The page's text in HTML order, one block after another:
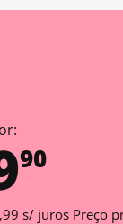
90
s/ juros Preço